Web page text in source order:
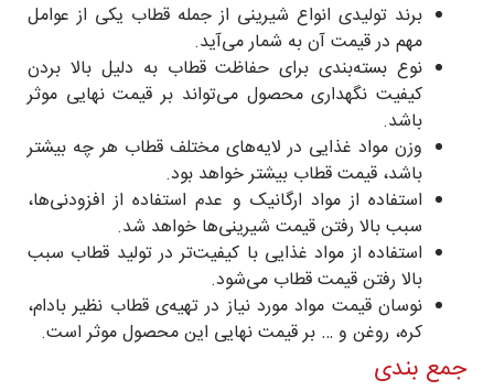
برند تولیدی انواع شیرینی از جمله قطاب یکی از عوامل
مهم در قیمت آن به شمار می‌آید.
نوع بسته‌بندی برای حفاظت قطاب به دلیل بالا بردن
کیفیت نگهداری محصول می‌تواند بر قیمت نهایی موثر
باشد.
وزن مواد غذایی در لایه‌های مختلف قطاب هر چه بیشتر
باشد، قیمت قطاب بیشتر خواهد بود.
استفاده از مواد ارگانیک و عدم استفاده از افزودنی‌ها،
سبب بالا رفتن قیمت شیرینی‌ها خواهد شد.
استفاده از مواد غذایی با كیفیت‌تر در تولید قطاب سبب
بالا رفتن قیمت قطاب می‌شود.
نوسان قیمت مواد مورد نیاز در تهیه‌ی قطاب نظیر بادام،
کره، روغن و … بر قیمت نهایی این محصول موثر است.
جمع بندی